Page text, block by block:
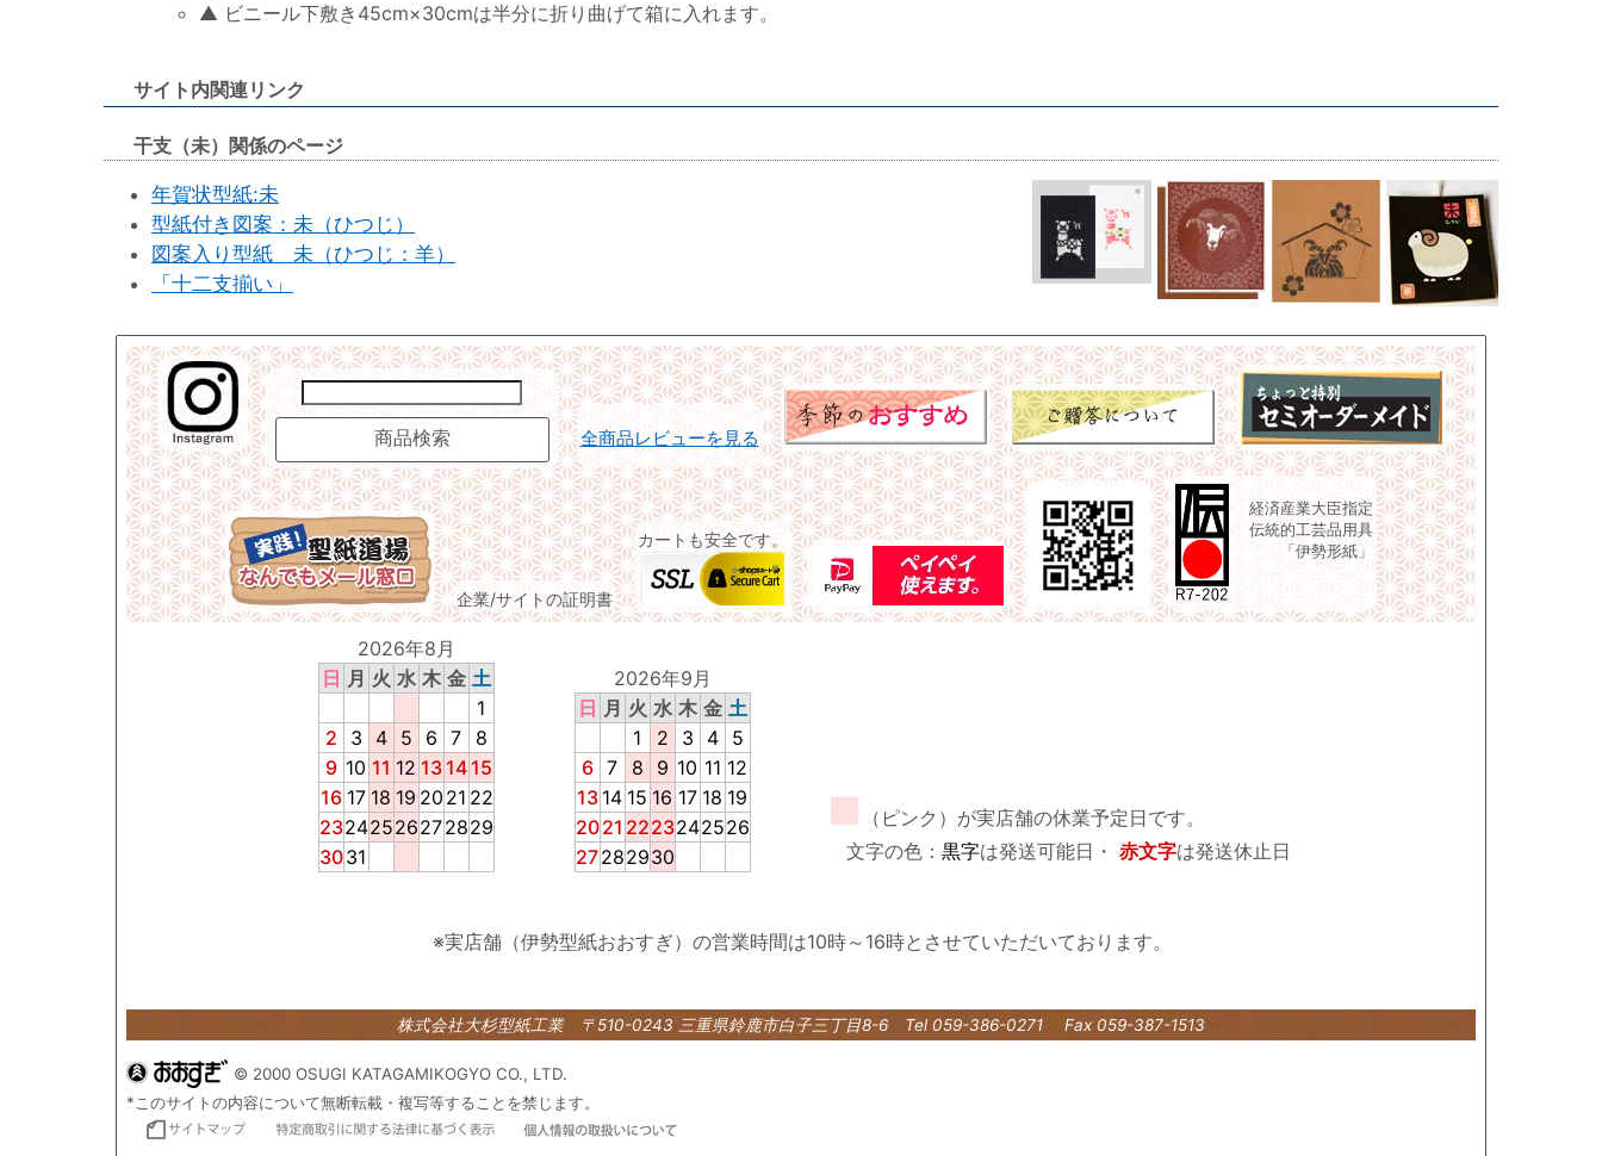
▲ ビニール下敷き45cm×30cmは半分に折り曲げて箱に入れます。
サイト内関連リンク
干支（未）関係のページ
年賀状型紙:未
型紙付き図案：未（ひつじ）
図案入り型紙 未（ひつじ：羊）
「十二支揃い」
全商品レビューを見る
企業/サイトの証明書
カートも安全です。
経済産業大臣指定
伝統的工芸品用具
「伊勢形紙」
2026年8月
日 月 火 水 木 金 土
1
2
3 4 5 6 7
8
9 10 11 12 13 14 15
16 17 18 19 20 21 22
23242526272829
3031
2026年9月
日 月 火 水 木 金 土
1
2 3 4
5
6 7 8 9 10 11 12
13 14 15 16 17 18 19
2021 2223242526
27282930
■
（ピンク）が実店舗の休業予定日です。
文字の色： 黒字は発送可能日・ 赤文字は発送休止日
※実店舗（伊勢型紙おおすぎ）の営業時間は10時～16時とさせていただいております。
株式会社大杉型紙工業 〒510-0243 三重県鈴鹿市白子三丁目8-6 Tel 059-386-0271 Fax 059-387-1513
© 2000 OSUGI KATAGAMIKOGYO CO., LTD.
*このサイトの内容について無断転載・複写等することを禁じます。